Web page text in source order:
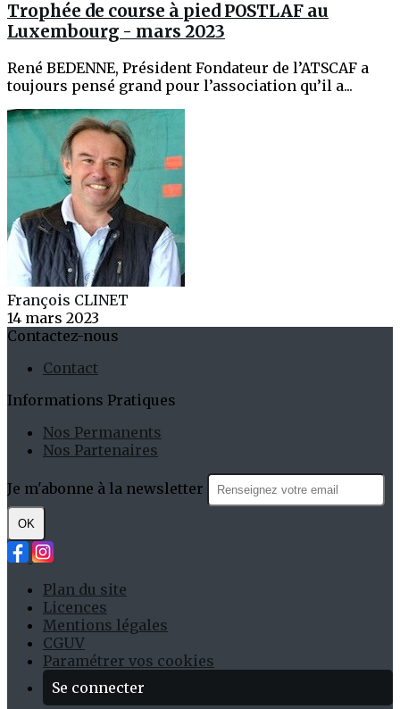
Trophée de course à pied POSTLAF au
Luxembourg - mars 2023
René BEDENNE, Président Fondateur de l’ATSCAF a
toujours pensé grand pour l’association qu’il a...
François CLINET
14 mars 2023
Contactez-nous
Contact
Informations Pratiques
Nos Permanents
Nos Partenaires
Je m'abonne à la newsletter
OK
Plan du site
Licences
Mentions légales
CGUV
Paramétrer vos cookies
Se connecter